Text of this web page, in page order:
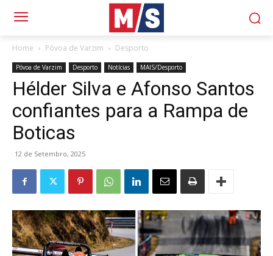
Home Póvoa de Varzim Desporto
Póvoa de Varzim Desporto Notícias MAIS/Desporto
Hélder Silva e Afonso Santos
confiantes para a Rampa de
Boticas
12 de Setembro, 2025